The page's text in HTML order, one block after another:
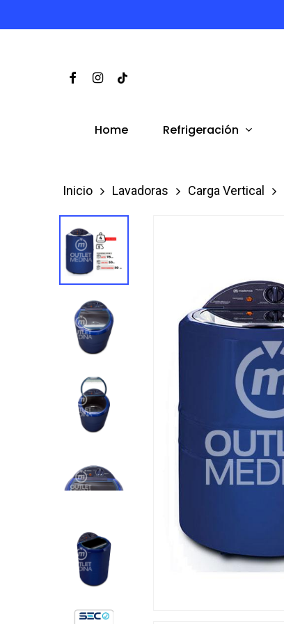
to
FacebookInstagram
Tiktok
Home Refrigeración
Inicio Lavadoras Carga Vertical